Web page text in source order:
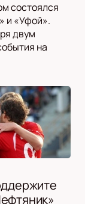
состоялся
и «Уфой».
двум
на